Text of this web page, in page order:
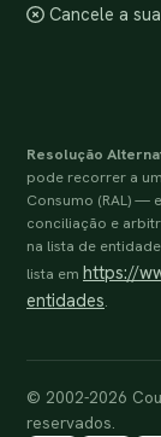
Cancele a
Resolução
pode recorrer a
Consumo (RAL) —
conciliação e
na lista de
lista em https://
entidades.
© 2002-2026
reservados.